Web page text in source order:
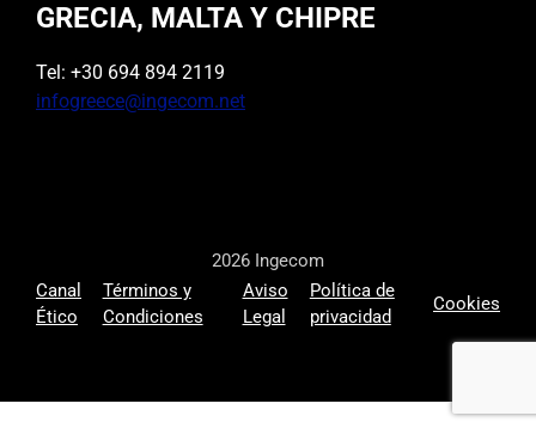
GRECIA, MALTA Y CHIPRE
Tel: +30 694 894 2119
infogreece@ingecom.net
2026 Ingecom
Canal
Ético
Términos y
Condiciones
Aviso
Legal
Política de
privacidad
Cookies